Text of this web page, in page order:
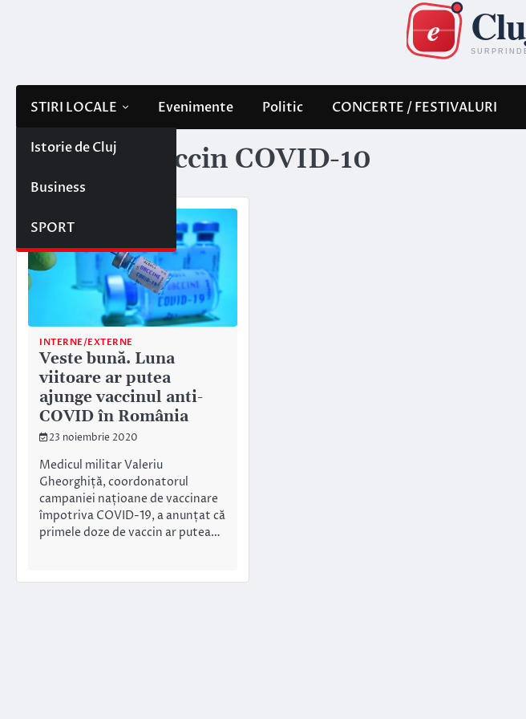
STIRI LOCALE
Istorie de Cluj
Business
SPORT
Evenimente Politic CONCERTE / FESTIVALURI
Etichetă: vaccin COVID-10
INTERNE/EXTERNE
Veste bună. Luna
viitoare ar putea
ajunge vaccinul anti-
COVID în România
23 noiembrie 2020
Medicul militar Valeriu
Gheorghiță, coordonatorul
campaniei națioane de vaccinare
împotriva COVID-19, a anunțat că
primele doze de vaccin ar putea…